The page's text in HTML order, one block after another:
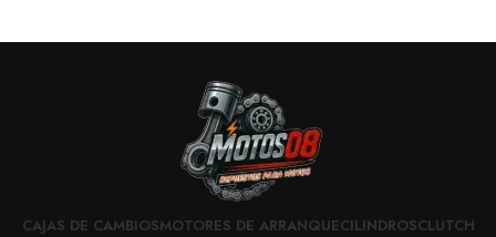
CAJAS DE CAMBIOSMOTORES DE ARRANQUECILINDROSCLUTCH